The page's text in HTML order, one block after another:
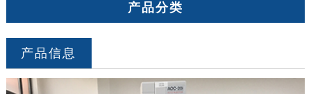
产品分类
产品信息